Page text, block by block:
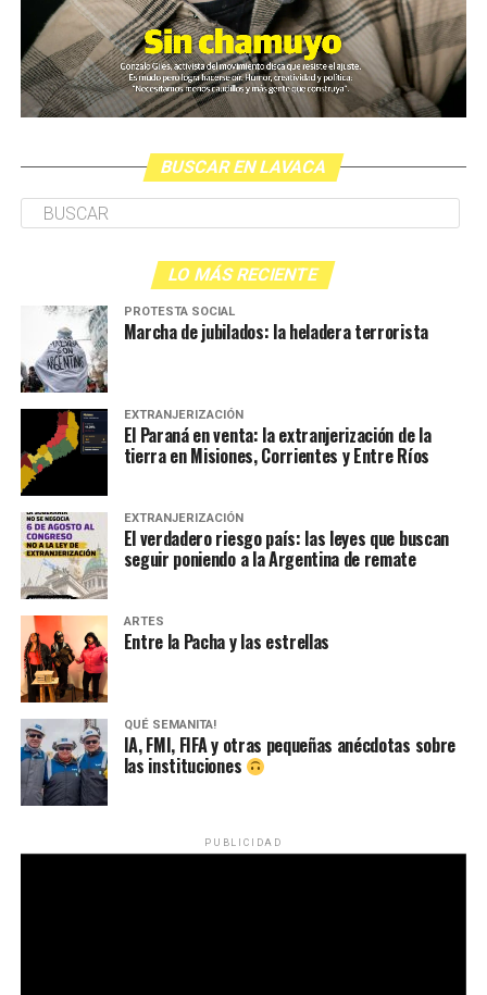
BUSCAR EN LAVACA
LO MÁS RECIENTE
PROTESTA SOCIAL
Marcha de jubilados: la heladera terrorista
EXTRANJERIZACIÓN
El Paraná en venta: la extranjerización de la
tierra en Misiones, Corrientes y Entre Ríos
EXTRANJERIZACIÓN
El verdadero riesgo país: las leyes que buscan
seguir poniendo a la Argentina de remate
ARTES
Entre la Pacha y las estrellas
QUÉ SEMANITA!
IA, FMI, FIFA y otras pequeñas anécdotas sobre
las instituciones
PUBLICIDAD